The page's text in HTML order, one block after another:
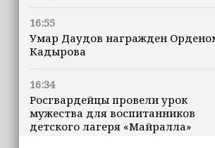
16:55
Умар Даудов награжден
Кадырова
16:34
Росгвардейцы провели урок
мужества для воспитанников
детского лагеря «Майралла»